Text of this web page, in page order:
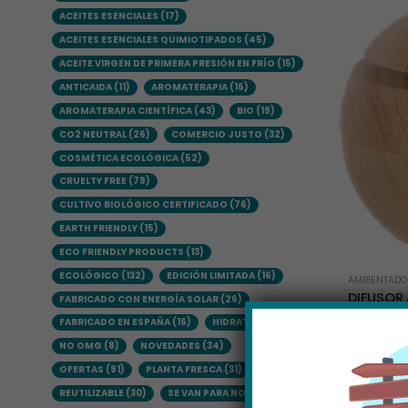
DIFUSOR
ACEITES ESENCIALES (17)
ACEITES ESENCIALES QUIMIOTIPADOS (45)
ACEITE VIRGEN DE PRIMERA PRESIÓN EN FRÍO (15)
ANTICAIDA(11) AROMATERAPIA (16)
AROMATERAPIA CIENTÍFICA(43) BIO (19)
CO2 NEUTRAL(26) COMERCIO JUSTO (32)
COSMÉTICA ECOLÓGICA(52)
CRUELTY FREE(79)
CULTIVO BIOLÓGICO CERTIFICADO (76)
EARTH FRIENDLY(15)
ECO FRIENDLY PRODUCTS (13)
ECOLÓGICO (132) EDICIÓN LIMITADA (16)
FABRICADO CON ENERGÍA SOLAR(26)
FABRICADO EN ESPAÑA(16) HIDRATANTE
NO OMG (8) NOVEDADES (34)
OFERTAS (91) PLANTA FRESCA (31)
REUTILIZABLE(30) SE VAN PARA NO VOLVER